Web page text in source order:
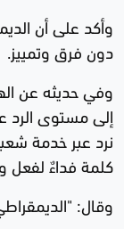
وأكد على أن
دون فرق وتمييز.
وفي حديثه عن
إلى مستوى الرد
نرد عبر خدمة
كلمة فداءٌ لفعل
وقال: